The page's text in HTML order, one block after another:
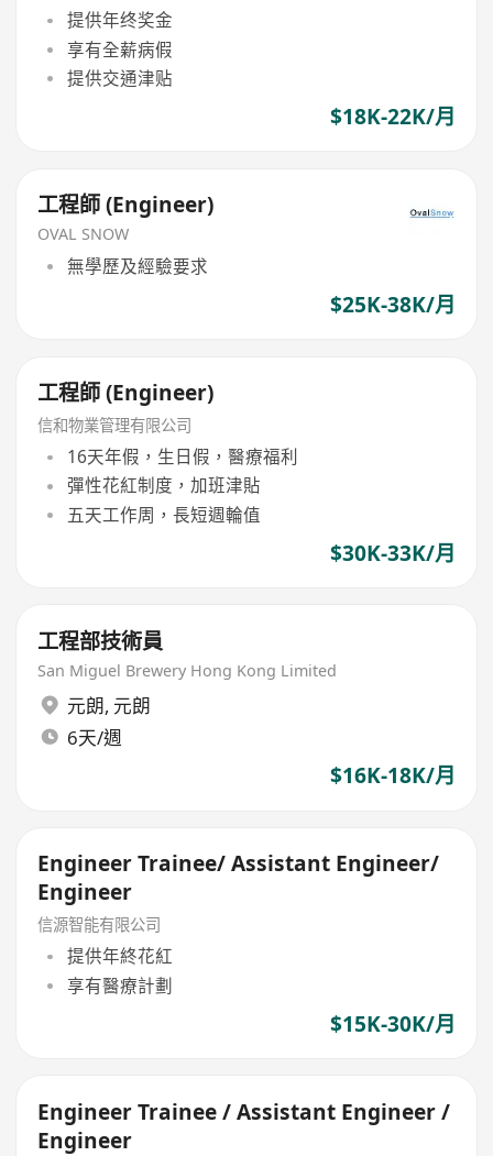
提供年终奖金
享有全薪病假
提供交通津贴
$18K-22K/月
工程師 (Engineer)
OVAL SNOW
無學歷及經驗要求
$25K-38K/月
工程師 (Engineer)
信和物業管理有限公司
16天年假，生日假，醫療福利
彈性花紅制度，加班津貼
五天工作周，長短週輪值
$30K-33K/月
工程部技術員
San Miguel Brewery Hong Kong Limited
元朗, 元朗
6天/週
$16K-18K/月
Engineer Trainee/ Assistant Engineer/
Engineer
信源智能有限公司
提供年終花紅
享有醫療計劃
$15K-30K/月
Engineer Trainee / Assistant Engineer /
Engineer